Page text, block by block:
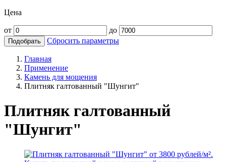
Цена
от до
Подобрать Сбросить параметры
Главная
Применение
Камень для мощения
Плитняк галтованный "Шунгит"
Плитняк галтованный
"Шунгит"